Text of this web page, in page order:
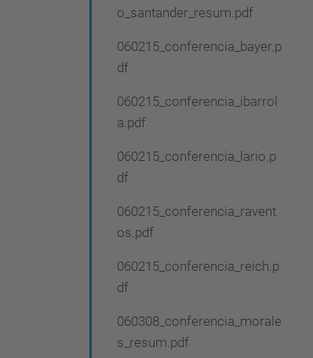
o_santander_resum.pdf
060215_conferencia_bayer.p
df
060215_conferencia_ibarrol
a.pdf
060215_conferencia_lario.p
df
060215_conferencia_ravent
os.pdf
060215_conferencia_reich.p
df
060308_conferencia_morale
s_resum.pdf